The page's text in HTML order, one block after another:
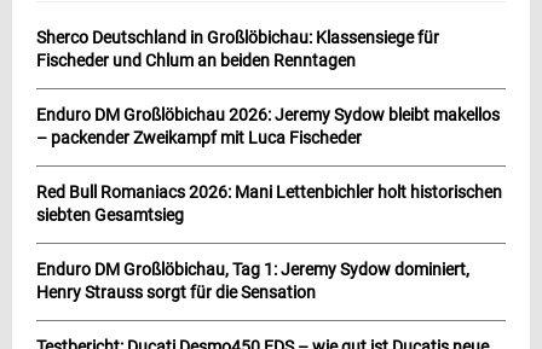
Sherco Deutschland in Großlöbichau: Klassensiege für
Fischeder und Chlum an beiden Renntagen
Enduro DM Großlöbichau 2026: Jeremy Sydow bleibt makellos
– packender Zweikampf mit Luca Fischeder
Red Bull Romaniacs 2026: Mani Lettenbichler holt historischen
siebten Gesamtsieg
Enduro DM Großlöbichau, Tag 1: Jeremy Sydow dominiert,
Henry Strauss sorgt für die Sensation